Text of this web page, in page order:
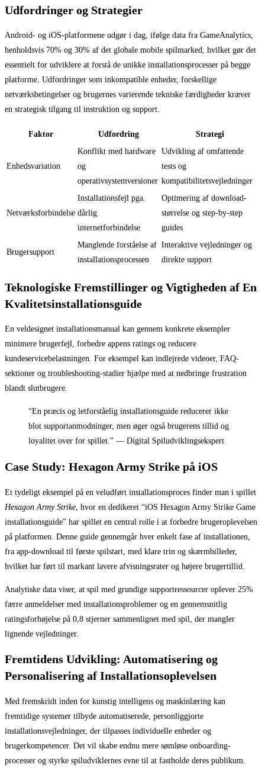
Udfordringer og Strategier
Android- og iOS-platformene udgør i dag, ifølge data fra GameAnalytics,
henholdsvis 70% og 30% af det globale mobile spilmarked, hvilket gør det
essentielt for udviklere at forstå de unikke installationsprocesser på begge
platforme. Udfordringer som inkompatible enheder, forskellige
netværksbetingelser og brugernes varierende tekniske færdigheder kræver
en strategisk tilgang til instruktion og support.
Faktor Udfordring Strategi
Enhedsvariation
Konflikt med hardware
og
operativsystemversioner
Udvikling af omfattende
tests og
kompatibilitetsvejledninger
Netværksforbindelse
Installationsfejl pga.
dårlig
internetforbindelse
Optimering af download-
størrelse og step-by-step
guides
Brugersupport
Manglende forståelse af
installationsprocessen
Interaktive vejledninger og
direkte support
Teknologiske Fremstillinger og Vigtigheden af En
Kvalitetsinstallationsguide
En veldesignet installationsmanual kan gennem konkrete eksempler
minimere brugerfejl, forbedre appens ratings og reducere
kundeservicebelastningen. For eksempel kan indlejrede videoer, FAQ-
sektioner og troubleshooting-stadier hjælpe med at nedbringe frustration
blandt slutbrugere.
“En præcis og letforståelig installationsguide reducerer ikke
blot supportanmodninger, men øger også brugerens tillid og
loyalitet over for spillet.” — Digital Spiludviklingsekspert
Case Study: Hexagon Army Strike på iOS
Et tydeligt eksempel på en veludført installationsproces finder man i spillet
Hexagon Army Strike , hvor en dedikeret “iOS Hexagon Army Strike Game
installationsguide” har spillet en central rolle i at forbedre brugeroplevelsen
på platformen. Denne guide gennemgår hver enkelt fase af installationen,
fra app-download til første spilstart, med klare trin og skærmbilleder,
hvilket har ført til markant lavere afvisningsrater og højere brugertillid.
Analytiske data viser, at spil med grundige supportressourcer oplever 25%
færre anmeldelser med installationsproblemer og en gennemsnitlig
ratingsforhøjelse på 0,8 stjerner sammenlignet med spil, der mangler
lignende vejledninger.
Fremtidens Udvikling: Automatisering og
Personalisering af Installationsoplevelsen
Med fremskridt inden for kunstig intelligens og maskinlæring kan
fremtidige systemer tilbyde automatiserede, personliggjorte
installationsvejledninger, der tilpasses individuelle enheder og
brugerkompetencer. Det vil skabe endnu mere sømløse onboarding-
processer og styrke spiludviklernes evne til at fastholde deres publikum.